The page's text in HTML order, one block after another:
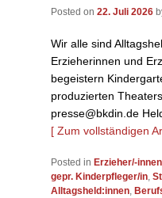
Posted on 22. Juli 2026
Wir alle sind
Erzieherinnen und
begeistern
produzierten
presse@bkdin.de
[ Zum vollständigen
Posted in Erzieher/-
gepr. Kinderpfleger/in,
Alltagsheld:innen,